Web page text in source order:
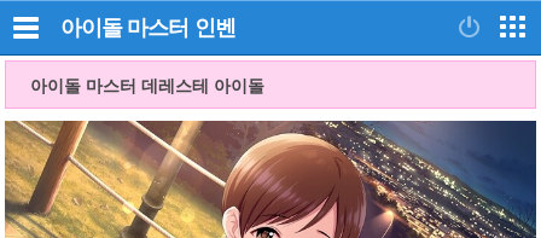
아이돌 마스터 인벤
아이돌 마스터 데레스테 아이돌